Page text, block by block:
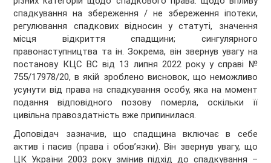
спадкування на збереження / не збереження іпотеки,
регулювання спадкових відносин у статуті, значення
місця відкриття спадщини; сингулярного
правонаступництва та ін. Зокрема, він звернув увагу на
постанову КЦС ВС від 13 липня 2022 року у справі №
755/17978/20, в якій зроблено висновок, що неможливо
усунути від права на спадкування особу, яка на момент
подання відповідного позову померла, оскільки її
цивільна правоздатність вже припинилася.
Доповідач зазначив, що спадщина включає в себе
актив і пасив (права і обов’язки). Він звернув увагу, що
ЦК України 2003 року змінив підхід до спадкування –